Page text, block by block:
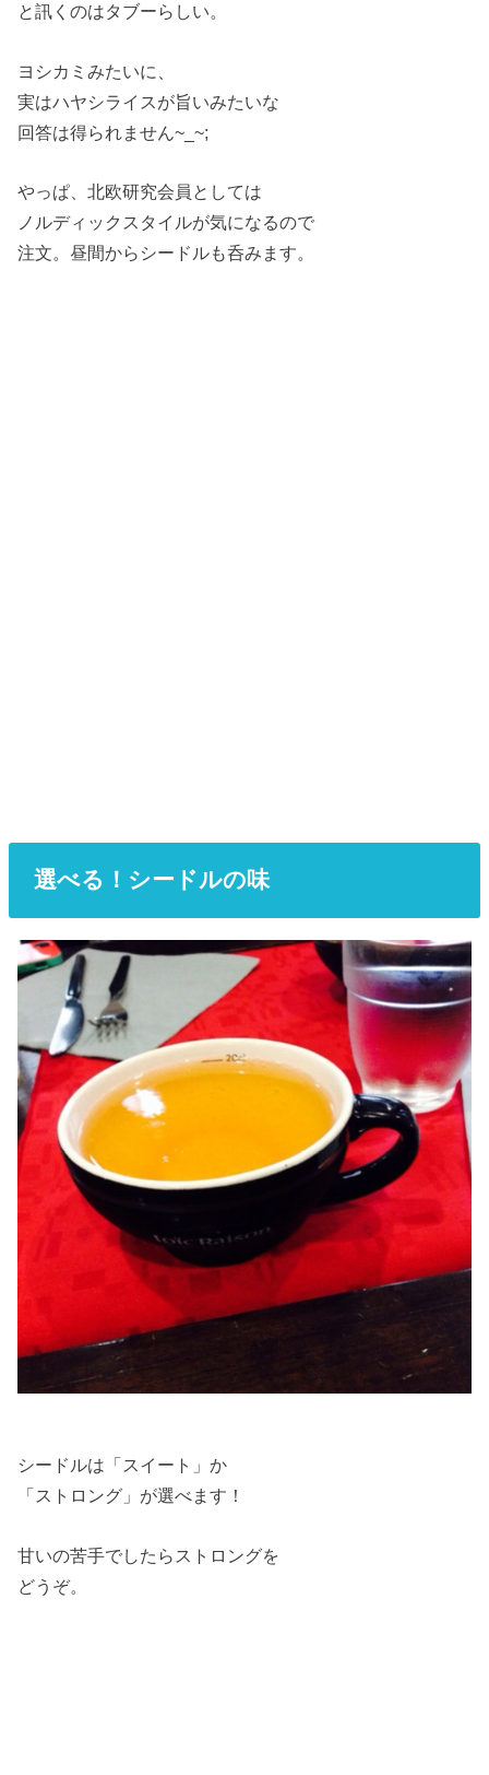
と訊くのはタブーらしい。
ヨシカミみたいに、
実はハヤシライスが旨いみたいな
回答は得られません~_~;
やっぱ、北欧研究会員としては
ノルディックスタイルが気になるので
注文。昼間からシードルも呑みます。
選べる！シードルの味
シードルは「スイート」か
「ストロング」が選べます！
甘いの苦手でしたらストロングを
どうぞ。